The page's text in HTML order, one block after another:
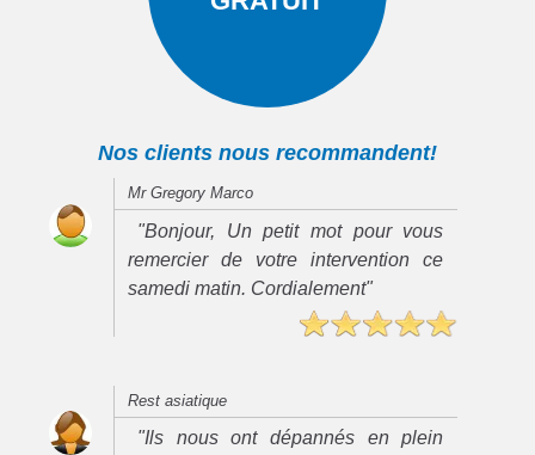
Nos clients nous recommandent!
Mr Gregory Marco
"Bonjour, Un petit mot pour vous
remercier de votre intervention ce
samedi matin. Cordialement"
Rest asiatique
"Ils nous ont dépannés en plein